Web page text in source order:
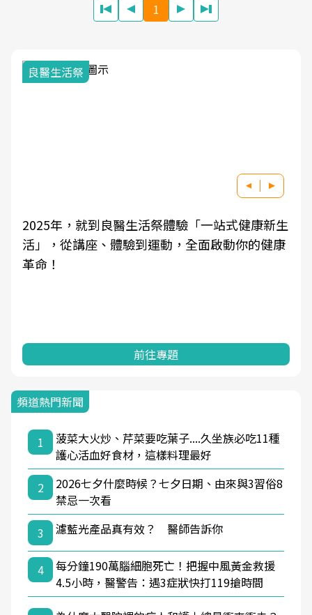
1
良醫生活祭
2025年，就到良醫生活祭體驗「一站式健康新生
活」，從講座、體驗到運動，全面啟動你的健康
革命！
前往專題
頻道熱門新聞
1
菠菜大火炒、芹菜要吃葉子....久坐族必吃11種
護心活血好食材，這樣料理最好
2
2026七夕什麼時候？七夕日期、由來與3習俗8
禁忌一次看
3
濾藍光產品真有效？ 醫師告訴你
4
每分鐘190萬腦細胞死亡！把握中風黃金救援
4.5小時，醫警告：遇3症狀快打119搶時間